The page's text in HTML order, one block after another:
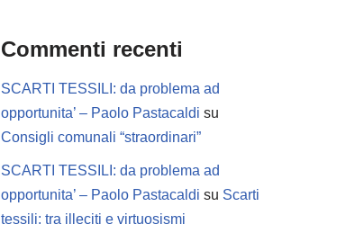
Commenti recenti
SCARTI TESSILI: da problema ad
opportunita’ – Paolo Pastacaldi su
Consigli comunali “straordinari”
SCARTI TESSILI: da problema ad
opportunita’ – Paolo Pastacaldi su Scarti
tessili: tra illeciti e virtuosismi